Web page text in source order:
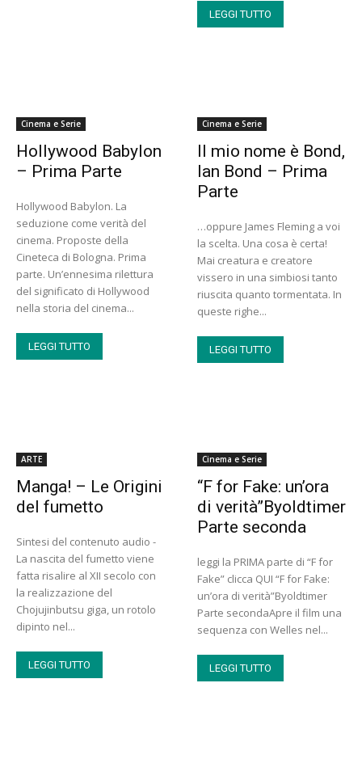
LEGGI TUTTO
Cinema e Serie
Hollywood Babylon
– Prima Parte
Hollywood Babylon. La
seduzione come verità del
cinema. Proposte della
Cineteca di Bologna. Prima
parte. Un’ennesima rilettura
del significato di Hollywood
nella storia del cinema...
LEGGI TUTTO
Cinema e Serie
Il mio nome è Bond,
Ian Bond – Prima
Parte
…oppure James Fleming a voi
la scelta. Una cosa è certa!
Mai creatura e creatore
vissero in una simbiosi tanto
riuscita quanto tormentata. In
queste righe...
LEGGI TUTTO
ARTE
Manga! – Le Origini
del fumetto
Sintesi del contenuto audio -
La nascita del fumetto viene
fatta risalire al XII secolo con
la realizzazione del
Chojujinbutsu giga, un rotolo
dipinto nel...
LEGGI TUTTO
Cinema e Serie
“F for Fake: un’ora
di verità”Byoldtimer
Parte seconda
leggi la PRIMA parte di “F for
Fake” clicca QUI “F for Fake:
un’ora di verità”Byoldtimer
Parte secondaApre il film una
sequenza con Welles nel...
LEGGI TUTTO